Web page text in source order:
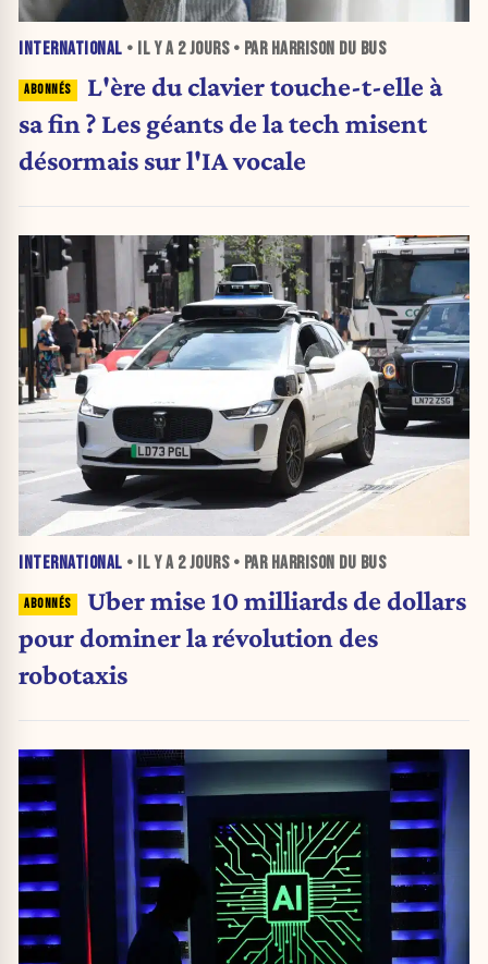
INTERNATIONAL • IL Y A 2 JOURS• PAR HARRISON DU BUS
L'ère du clavier touche-t-elle à
sa fin ? Les géants de la tech misent
désormais sur l'IA vocale
INTERNATIONAL • IL Y A 2 JOURS• PAR HARRISON DU BUS
Uber mise 10 milliards de dollars
pour dominer la révolution des
robotaxis